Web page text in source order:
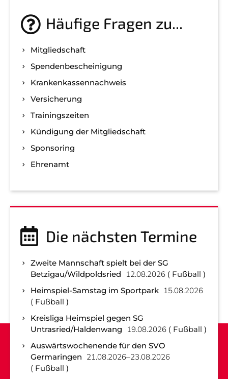
Häufige Fragen zu...
Mitgliedschaft
Spenden­bescheinigung
Kranken­kassen­nachweis
Versicherung
Trainingszeiten
Kündigung der Mitgliedschaft
Sponsoring
Ehrenamt
Die nächsten Termine
Zweite Mannschaft spielt bei der SG
Betzigau/Wildpoldsried
12.08.2026
Fußball
Heimspiel-Samstag im Sportpark 15.08.2026
Fußball
Kreisliga Heimspiel gegen SG
Untrasried/Haldenwang
19.08.2026
Fußball
Auswärtswochenende für den SVO
Germaringen 21.08.2026–23.08.2026
Fußball